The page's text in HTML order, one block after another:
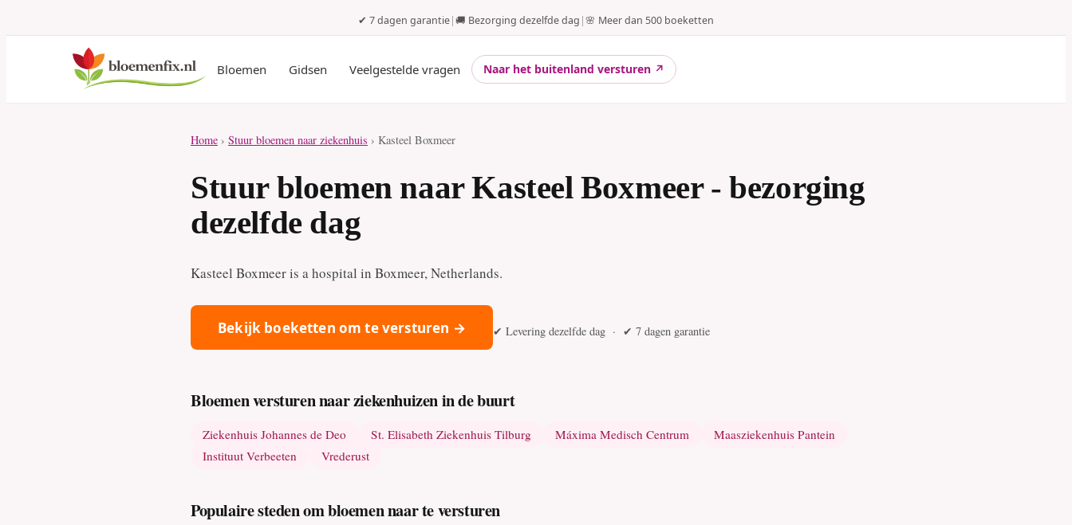
✔ 7 dagen garantie|🚚 Bezorging dezelfde dag |🌸 Meer dan 500 boeketten
Bloemen Gidsen Veelgestelde vragen Naar het buitenland versturen ↗
Home › Stuur bloemen naar ziekenhuis › Kasteel Boxmeer
Stuur bloemen naar Kasteel Boxmeer - bezorging
dezelfde dag
Kasteel Boxmeer is a hospital in Boxmeer, Netherlands.
Bekijk boeketten om te versturen → ✔ Levering dezelfde dag · ✔ 7 dagen garantie
Bloemen versturen naar ziekenhuizen in de buurt
Ziekenhuis Johannes de Deo St. Elisabeth Ziekenhuis Tilburg Máxima Medisch Centrum
Maasziekenhuis Pantein
Instituut Verbeeten
Vrederust
Populaire steden om bloemen naar te versturen